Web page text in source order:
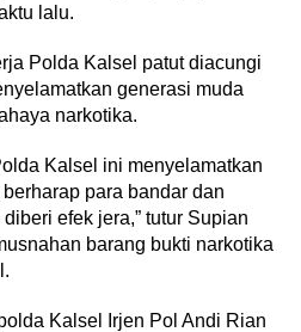
lalu.
Polda Kalsel patut diacungi
generasi muda
narkotika.
Kalsel ini menyelamatkan
para bandar dan
efek jera,” tutur Supian
barang bukti narkotika
Kalsel Irjen Pol Andi Rian